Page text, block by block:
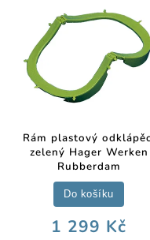
Rám plastový
zelený Hager Werken
Rubberdam
1 299 Kč
Do košíku